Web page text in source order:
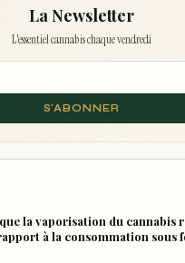
La Newsletter
L'essentiel cannabis chaque vendredi
S'ABONNER
la vaporisation du cannabis
à la consommation sous